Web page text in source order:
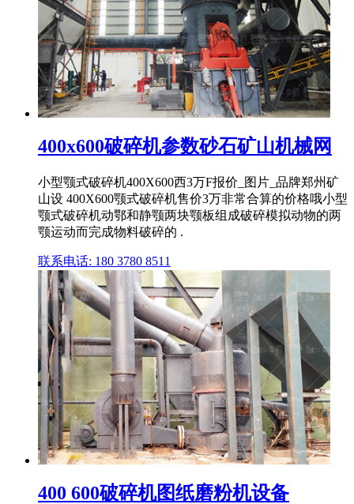
400x600破碎机参数砂石矿山机械网
小型颚式破碎机400X600西3万F报价_图片_品牌郑州矿
山设 400X600颚式破碎机售价3万非常合算的价格哦小型
颚式破碎机动鄂和静颚两块颚板组成破碎模拟动物的两
颚运动而完成物料破碎的 .
联系电话: 180 3780 8511
400 600破碎机图纸磨粉机设备